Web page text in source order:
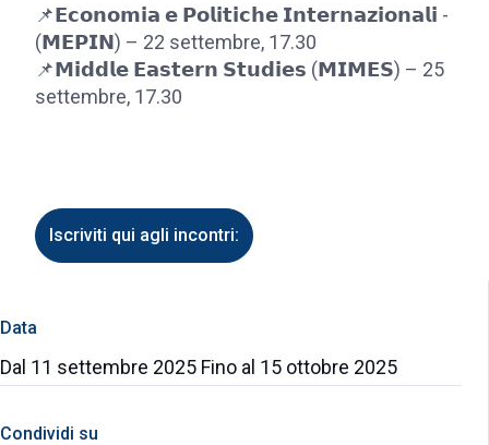
Data
Dal 11 settembre 2025 Fino al 15 ottobre 2025
Condividi su
📌𝗘𝗰𝗼𝗻𝗼𝗺𝗶𝗮 𝗲 𝗣𝗼𝗹𝗶𝘁𝗶𝗰𝗵𝗲 𝗜𝗻𝘁𝗲𝗿𝗻𝗮𝘇𝗶𝗼𝗻𝗮𝗹𝗶 -
(𝗠𝗘𝗣𝗜𝗡) – 22 settembre, 17.30
📌𝗠𝗶𝗱𝗱𝗹𝗲 𝗘𝗮𝘀𝘁𝗲𝗿𝗻 𝗦𝘁𝘂𝗱𝗶𝗲𝘀 (𝗠𝗜𝗠𝗘𝗦) – 25
settembre, 17.30
Iscriviti qui agli incontri: